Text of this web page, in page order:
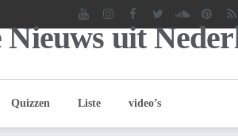
Quizzen Liste video’s